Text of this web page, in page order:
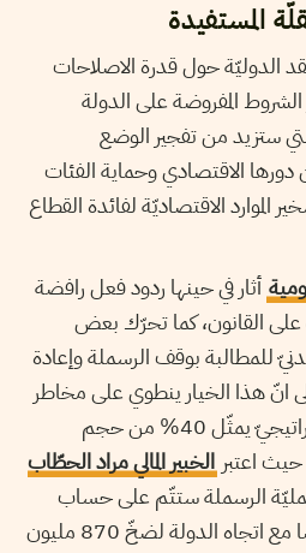
المستفيدة
الدوليّة حول قدرة الاصلاحات
المفروضة على الدولة
ستزيد من تفجير الوضع
دورها الاقتصادي وحماية الفئات
الموارد الاقتصاديّة لفائدة القطاع
أثار في حينها ردود فعل رافضة
القانون، كما تحرّك بعض
للمطالبة بوقف الرسملة وإعادة
انّ هذا الخيار ينطوي على مخاطر
جمّة خصوصا في قطاع استراتيجيّ يمثّل 40% من حجم
اعتبر الخبير المالي مراد الحطّاب
الرسملة ستتّم على حساب
الاستثمار العمومي، خصوصا مع اتجاه الدولة لضخّ 870 مليون